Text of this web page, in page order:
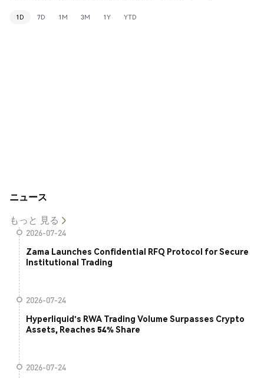
1D 7D 1M 3M 1Y YTD
ニュース
もっと 見る
2026-07-24
Zama Launches Confidential RFQ Protocol for Secure
Institutional Trading
2026-07-24
Hyperliquid's RWA Trading Volume Surpasses Crypto
Assets, Reaches 54% Share
2026-07-24